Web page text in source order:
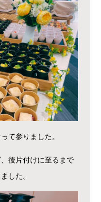
て参りました。
後片付けに至るまで
した。